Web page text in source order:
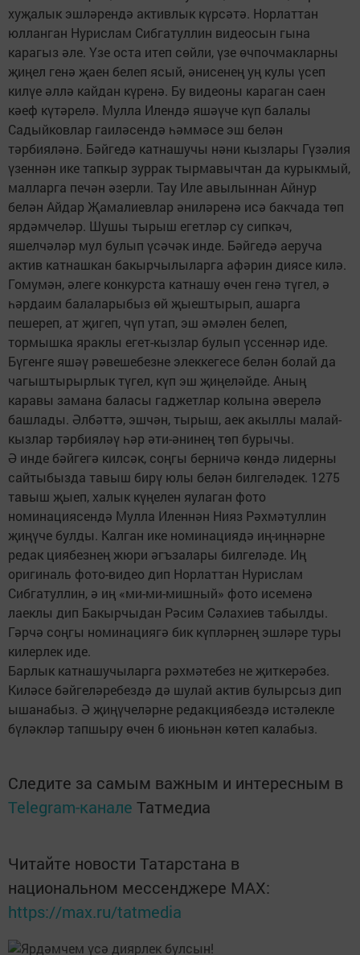
хуҗалык эшләрендә активлык күрсәтә. Норлаттан
юлланган Нурислам Сибгатуллин видеосын гына
карагыз әле. Үзе оста итеп сөйли, үзе өчпочмакларны
җиңел генә җаен белеп ясый, әнисенең уң кулы үсеп
килүе әллә кайдан күренә. Бу видеоны караган саен
кәеф күтәрелә. Мулла Илендә яшәүче күп балалы
Садыйковлар гаиләсендә һәммәсе эш белән
тәрбияләнә. Бәйгедә катнашучы нәни кызлары Гүзәлия
үзеннән ике тапкыр зуррак тырмавычтан да курыкмый,
малларга печән әзерли. Тау Иле авылыннан Айнур
белән Айдар Җамалиевлар әниләренә исә бакчада төп
ярдәмчеләр. Шушы тырыш егетләр су сипкәч,
яшелчәләр мул булып үсәчәк инде. Бәйгедә аеруча
актив катнашкан бакырчылыларга афәрин диясе килә.
Гомумән, әлеге конкурста катнашу өчен генә түгел, ә
һәрдаим балаларыбыз өй җыештырып, ашарга
пешереп, ат җигеп, чүп утап, эш әмәлен белеп,
тормышка яраклы егет-кызлар булып үссеннәр иде.
Бүгенге яшәү рәвешебезне элеккегесе белән болай да
чагыштырырлык түгел, күп эш җиңеләйде. Аның
каравы замана баласы гаджетлар колына әверелә
башлады. Әлбәттә, эшчән, тырыш, аек акыллы малай-
кызлар тәрбияләү һәр әти-әнинең төп бурычы.
Ә инде бәйгегә килсәк, соңгы берничә көндә лидерны
сайтыбызда тавыш бирү юлы белән билгеләдек. 1275
тавыш җыеп, халык күңелен яулаган фото
номинациясендә Мулла Иленнән Нияз Рәхмәтуллин
җиңүче булды. Калган ике номинациядә иң-иңнәрне
редак циябезнең жюри әгъзалары билгеләде. Иң
оригиналь фото-видео дип Норлаттан Нурислам
Сибгатуллин, ә иң «ми-ми-мишный» фото исеменә
лаеклы дип Бакырчыдан Рәсим Сәлахиев табылды.
Гәрчә соңгы номинациягә бик күпләрнең эшләре туры
килерлек иде.
Барлык катнашучыларга рәхмәтебез не җиткерәбез.
Киләсе бәйгеләребездә дә шулай актив булырсыз дип
ышанабыз. Ә җиңүчеләрне редакциябездә истәлекле
бүләкләр тапшыру өчен 6 июньнән көтеп калабыз.
Следите за самым важным и интересным в
Telegram-канале Татмедиа
Читайте новости Татарстана в
национальном мессенджере MАХ:
https://max.ru/tatmedia